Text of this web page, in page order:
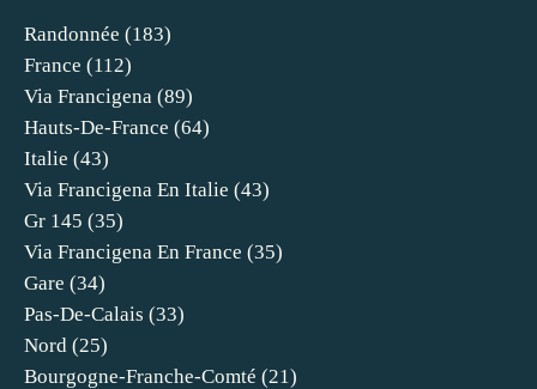
Randonnée (183)
France (112)
Via Francigena (89)
Hauts-De-France (64)
Italie (43)
Via Francigena En Italie (43)
Gr 145 (35)
Via Francigena En France (35)
Gare (34)
Pas-De-Calais (33)
Nord (25)
Bourgogne-Franche-Comté (21)